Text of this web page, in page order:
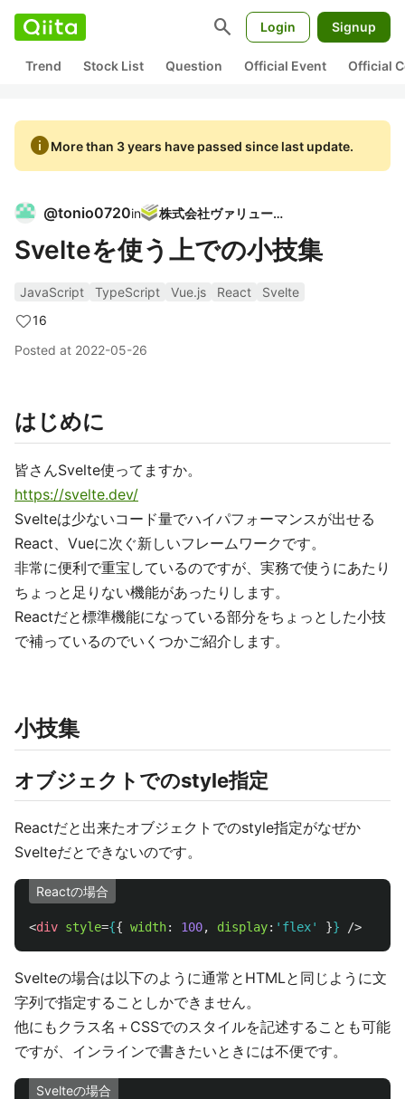
search Login Signup
Trend Stock List Question Official Event Official
infoMore than 3 years have passed since last update.
@tonio0720in 株式会社ヴァリューズ
Svelteを使う上での小技集
JavaScript TypeScript Vue.js React
Svelte
16
Posted at 2022-05-26
はじめに
皆さんSvelte使ってますか。
https://svelte.dev/
Svelteは少ないコード量でハイパフォーマンスが出せる
React、Vueに次ぐ新しいフレームワークです。
非常に便利で重宝しているのですが、実務で使うにあたり
ちょっと足りない機能があったりします。
Reactだと標準機能になっている部分をちょっとした小技
で補っているのでいくつかご紹介します。
小技集
オブジェクトでのstyle指定
Reactだと出来たオブジェクトでのstyle指定がなぜか
Svelteだとできないのです。
Reactの場合
<div style={{ width: 100, display: ' flex' }} />
Svelteの場合は以下のように通常とHTMLと同じように文
字列で指定することしかできません。
他にもクラス名＋CSSでのスタイルを記述することも可能
ですが、インラインで書きたいときには不便です。
Svelteの場合